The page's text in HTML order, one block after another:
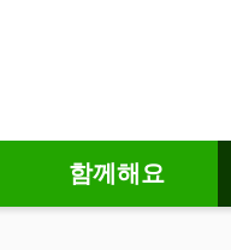
함께해요